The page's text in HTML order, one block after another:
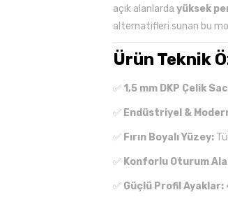
açık alanlarda yüksek
alternatifleri sunan bu
Ürün Teknik
✅ 1,5 mm DKP Çelik
✅ Endüstriyel &
✅ Fırın Boyalı Yüzey:
✅ Konforlu Oturum
✅ Güçlü Profil Ayaklar: